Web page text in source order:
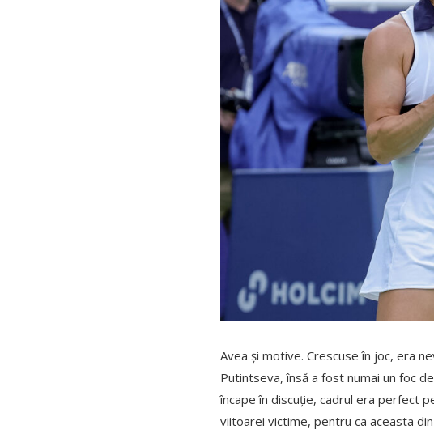
Avea și motive. Crescuse în joc, era
Putintseva, însă a fost numai un foc
încape în discuție, cadrul era perfect
viitoarei victime, pentru ca aceasta